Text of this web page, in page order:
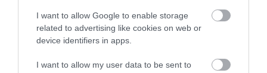
I want to allow Google to enable storage
related to advertising like cookies on web or
device identifiers in apps.
I want to allow my user data to be sent to
Az Egri Ügyek azon kérdésére, hogy Eger
miért nem kapott 1,38 milliárd forintos, év végi